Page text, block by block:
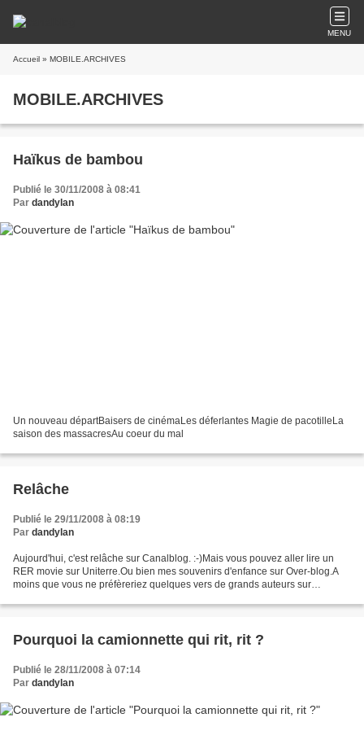
MENU
Accueil » MOBILE.ARCHIVES
MOBILE.ARCHIVES
Haïkus de bambou
Publié le 30/11/2008 à 08:41
Par dandylan
Un nouveau départBaisers de cinémaLes déferlantes Magie de pacotilleLa
saison des massacresAu coeur du mal
Relâche
Publié le 29/11/2008 à 08:19
Par dandylan
Aujourd'hui, c'est relâche sur Canalblog. :-)Mais vous pouvez aller lire un
RER movie sur Uniterre.Ou bien mes souvenirs d'enfance sur Over-blog.A
moins que vous ne préfèreriez quelques vers de grands auteurs sur
Pourquoi la camionnette qui rit, rit ?
Publié le 28/11/2008 à 07:14
Par dandylan